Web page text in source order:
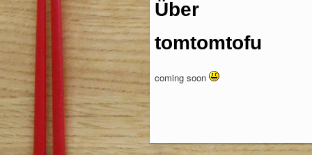
Über
tomtomtofu
coming soon